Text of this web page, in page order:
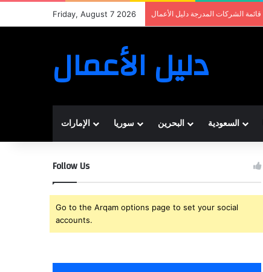
Friday, August 7 2026 قائمة الشركات المدرجة دليل الأعمال
دليل الأعمال
الإمارات سوريا البحرين السعودية
Follow Us
Go to the Arqam options page to set your social
accounts.